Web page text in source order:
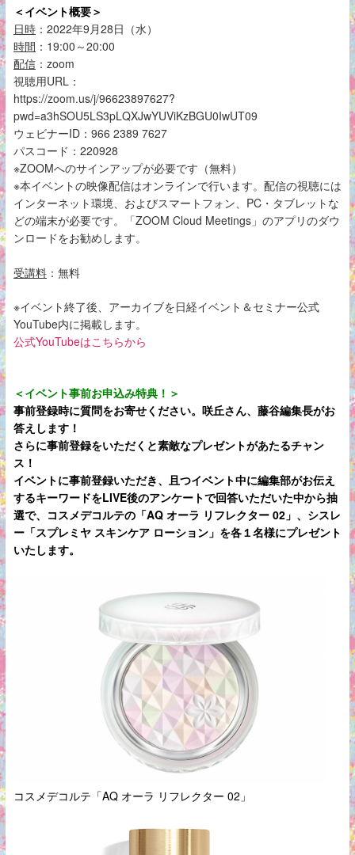
＜イベント概要＞
日時 ：2022年9月28日（水）
時間 ：19:00～20:00
配信 ：zoom
視聴用URL：
https://zoom.us/j/96623897627?
pwd=a3hSOU5LS3pLQXJwYUViKzBGU0IwUT09
ウェビナーID：966 2389 7627
パスコード：220928
※ZOOMへのサインアップが必要です（無料）
※本イベントの映像配信はオンラインで行います。配信の視聴には
インターネット環境、およびスマートフォン、PC・タブレットな
どの端末が必要です。「ZOOM Cloud Meetings」のアプリのダウ
ンロードをお勧めします。
受講料 ：無料
※イベント終了後、アーカイブを日経イベント＆セミナー公式
YouTube内に掲載します。
公式YouTubeはこちらから
＜イベント事前お申込み特典！＞
事前登録時に質問をお寄せください。咲丘さん、藤谷編集長がお
答えします！
さらに事前登録をいただくと素敵なプレゼントがあたるチャン
ス！
イベントに事前登録いただき、且つイベント中に編集部がお伝え
するキーワードをLIVE後のアンケートで回答いただいた中から抽
選で、コスメデコルテの「AQ オーラ リフレクター 02」、シスレ
ー「スプレミヤ スキンケア ローション」を各１名様にプレゼント
いたします。
コスメデコルテ「AQ オーラ リフレクター 02」